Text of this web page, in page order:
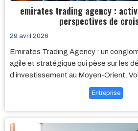
emirates trading agency :
perspectives de
29 avril 2026
Emirates Trading Agency : un
agile et stratégique qui pèse sur les
d’investissement au Moyen-Orient.
Entreprise